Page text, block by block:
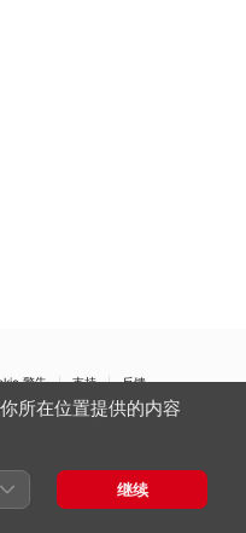
警告 支持 反馈
所在位置提供的内容
继续